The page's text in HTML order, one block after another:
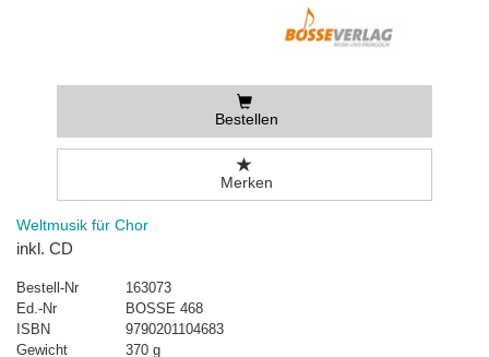
Bestellen
Merken
Weltmusik für Chor
inkl. CD
Bestell-Nr
163073
Ed.-Nr
BOSSE 468
ISBN
9790201104683
Gewicht
370 g